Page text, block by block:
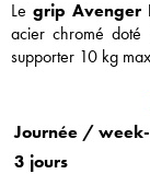
Le grip Avenger
acier chromé doté
supporter 10 kg
Journée /
3 jours